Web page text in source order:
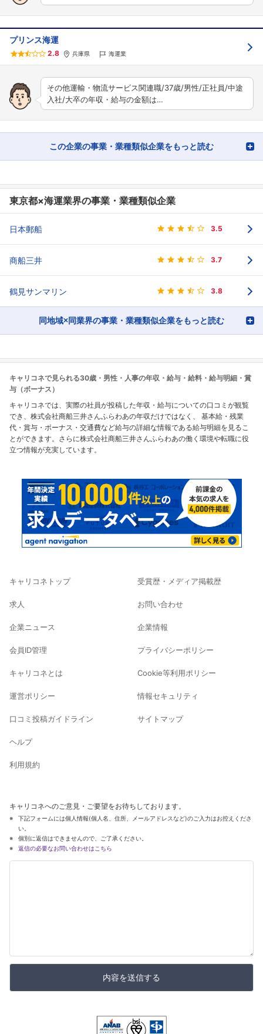
プリンス海運
2.8 兵庫県 海運業
その他運輸・物流サービス関連職/37歳/男性/正社員/中途
入社/大卒の年収・給与の金額は…
この企業の事業・業種類似企業をもっと読む
東京都×海運業界の事業・業種類似企業
日本郵船 3.5
商船三井 3.7
鶴見サンマリン 3.8
同地域×同業界の事業・業種類似企業をもっと読む
キャリコネで見られる30歳・男性・人事の年収・給与・給料・給与明細・賞
与（ボーナス）
キャリコネでは、実際の社員が投稿した年収・給与についての口コミが観覧
でき、株式会社商船三井さんふらわあの年収だけではなく、 基本給・残業
代・賞与・ボーナス・交通費など給与の詳細な情報である給与明細を見るこ
とができます。さらに株式会社商船三井さんふらわあの働く環境や転職に役
立つ情報が充実しています。
キャリコネトップ
求人
企業ニュース
会員ID管理
キャリコネとは
運営ポリシー
口コミ投稿ガイドライン
ヘルプ
利用規約
受賞歴・メディア掲載歴
お問い合わせ
企業情報
プライバシーポリシー
Cookie等利用ポリシー
情報セキュリティ
サイトマップ
キャリコネへのご意見・ご要望をお待ちしております。
下記フォームには個人情報(個人名、住所、メールアドレスなど)のご入力はお控えくださ
い。
個別に返信はできませんので、ご了承ください。
返信の必要なお問い合わせはこちら
内容を送信する